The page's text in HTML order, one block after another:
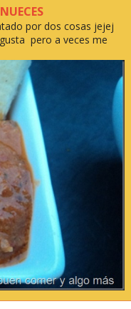
por dos cosas jejej
pero a veces me